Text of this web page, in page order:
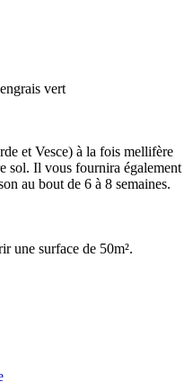
et Vesce) à la fois mellifère
sol. Il vous fournira également
au bout de 6 à 8 semaines.
une surface de 50m².